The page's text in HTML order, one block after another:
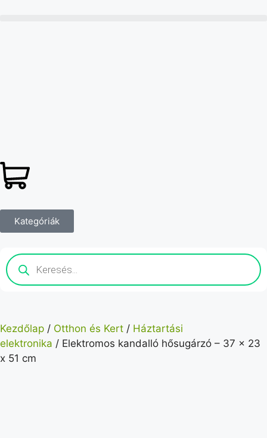
Kategóriák
Kezdőlap / Otthon és Kert / Háztartási
elektronika / Elektromos kandalló hősugárzó – 37 x 23
x 51 cm